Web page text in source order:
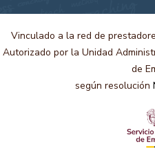
Vinculado a la red de
Autorizado por la Unidad
de
según resolución